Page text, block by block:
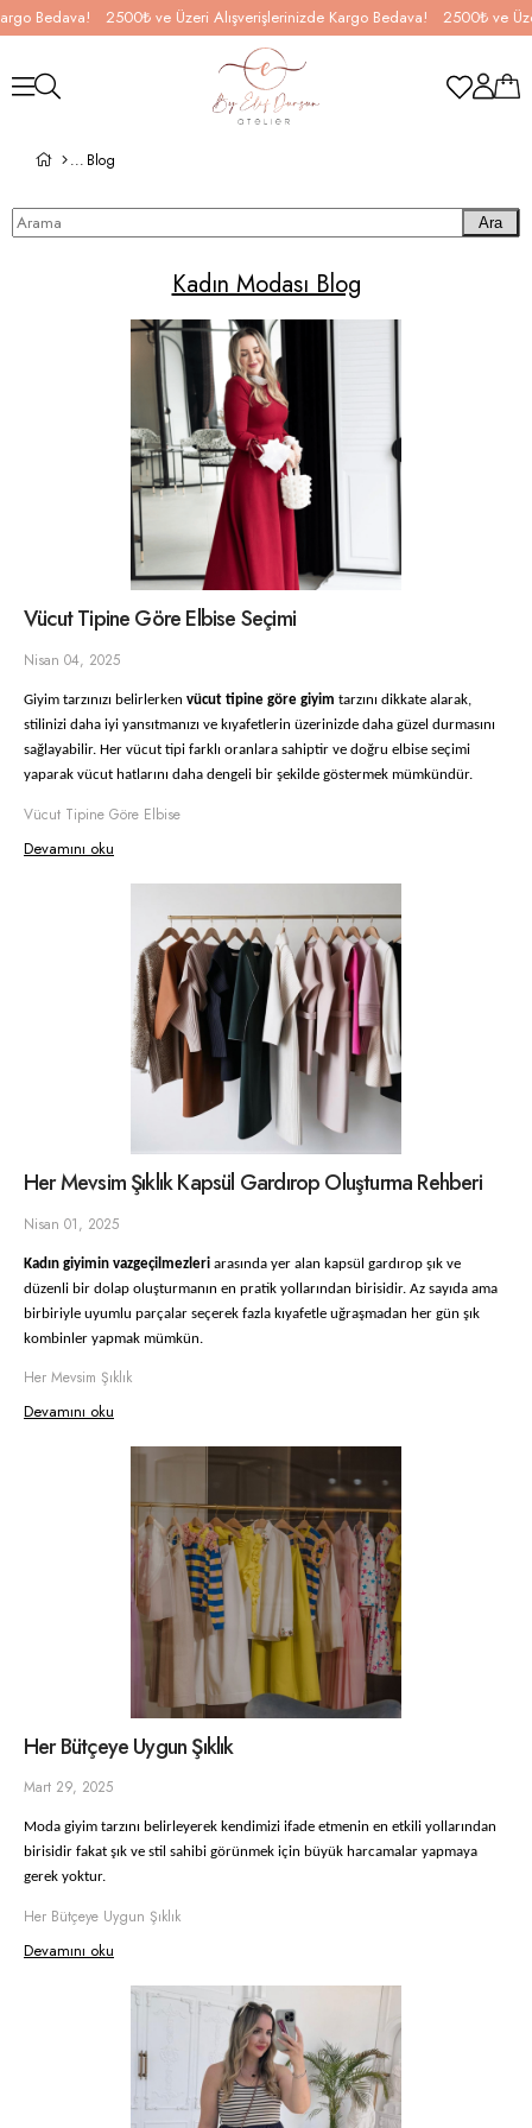
Bedava! 2500₺ ve Üzeri Alışverişlerinizde Kargo Bedava! 2500₺ ve
Blog
Ara
Kadın Modası Blog
Vücut Tipine Göre Elbise Seçimi
Nisan 04, 2025
Giyim tarzınızı belirlerken vücut tipine göre giyim tarzını dikkate alarak,
stilinizi daha iyi yansıtmanızı ve kıyafetlerin üzerinizde daha güzel durmasını
sağlayabilir. Her vücut tipi farklı oranlara sahiptir ve doğru elbise seçimi
yaparak vücut hatlarını daha dengeli bir şekilde göstermek mümkündür.
Vücut Tipine Göre Elbise
Devamını oku
Her Mevsim Şıklık Kapsül Gardırop Oluşturma Rehberi
Nisan 01, 2025
Kadın giyimin vazgeçilmezleri arasında yer alan kapsül gardırop şık ve
düzenli bir dolap oluşturmanın en pratik yollarından birisidir. Az sayıda ama
birbiriyle uyumlu parçalar seçerek fazla kıyafetle uğraşmadan her gün şık
kombinler yapmak mümkün.
Her Mevsim Şıklık
Devamını oku
Her Bütçeye Uygun Şıklık
Mart 29, 2025
Moda giyim tarzını belirleyerek kendimizi ifade etmenin en etkili yollarından
birisidir fakat şık ve stil sahibi görünmek için büyük harcamalar yapmaya
gerek yoktur.
Her Bütçeye Uygun Şıklık
Devamını oku